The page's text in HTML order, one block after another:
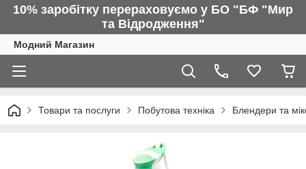
10% заробітку перераховуємо у БО "БФ "Мир
та Відродження"
Модний Магазин
Товари та послуги Побутова техніка Блендери та